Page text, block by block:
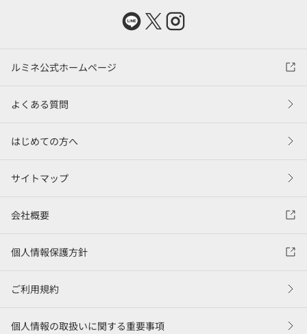
ルミネ公式ホームページ
よくある質問
はじめての方へ
サイトマップ
会社概要
個人情報保護方針
ご利用規約
個人情報の取扱いに関する重要事項